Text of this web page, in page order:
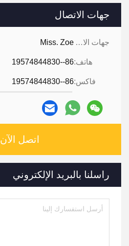
جهات الاتصال
جهات الاتصال: Miss. Zoe
هاتف:86--19574844830
فاكس:86--19574844830
اتصل الآن
راسلنا بالبريد الإلكتروني